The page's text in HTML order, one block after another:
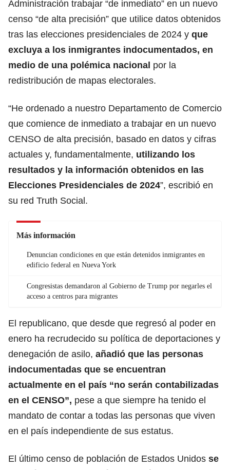
Administración trabajar “de inmediato” en un nuevo
censo “de alta precisión” que utilice datos obtenidos
tras las elecciones presidenciales de 2024 y que
excluya a los inmigrantes indocumentados, en
medio de una polémica nacional por la
redistribución de mapas electorales.
“He ordenado a nuestro Departamento de Comercio
que comience de inmediato a trabajar en un nuevo
CENSO de alta precisión, basado en datos y cifras
actuales y, fundamentalmente, utilizando los
resultados y la información obtenidos en las
Elecciones Presidenciales de 2024”, escribió en
su red Truth Social.
Más información
Denuncian condiciones en que están detenidos inmigrantes en
edificio federal en Nueva York
Congresistas demandaron al Gobierno de Trump por negarles el
acceso a centros para migrantes
El republicano, que desde que regresó al poder en
enero ha recrudecido su política de deportaciones y
denegación de asilo, añadió que las personas
indocumentadas que se encuentran
actualmente en el país “no serán contabilizadas
en el CENSO”, pese a que siempre ha tenido el
mandato de contar a todas las personas que viven
en el país independiente de sus estatus.
El último censo de población de Estados Unidos se